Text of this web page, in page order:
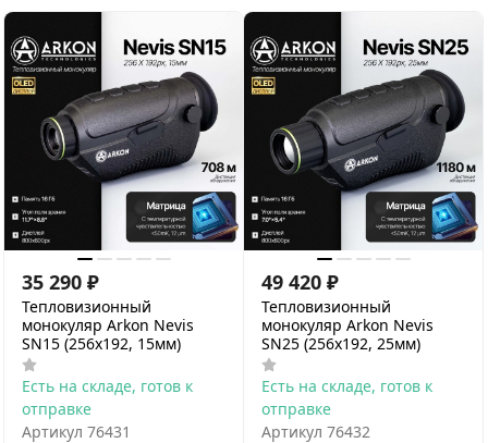
35 290 ₽
Тепловизионный
монокуляр Arkon Nevis
SN15 (256х192, 15мм)
Есть на складе, готов к
отправке
Артикул 76431
49 420 ₽
Тепловизионный
монокуляр Arkon Nevis
SN25 (256х192, 25мм)
Есть на складе, готов к
отправке
Артикул 76432